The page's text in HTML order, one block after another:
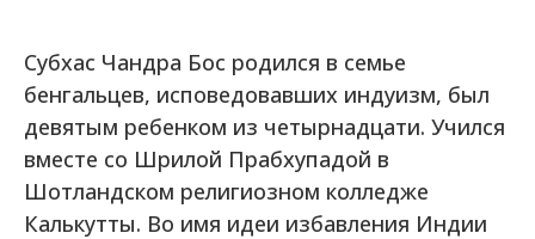
Субхас Чандра Бос родился в семье
бенгальцев, исповедовавших индуизм, был
девятым ребенком из четырнадцати. Учился
вместе со Шрилой Прабхупадой в
Шотландском религиозном колледже
Калькутты. Во имя идеи избавления Индии